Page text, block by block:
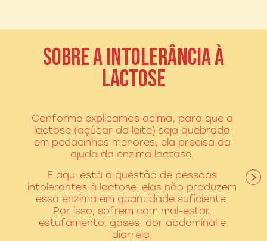
SOBRE A INTOLERÂNCIA À
LACTOSE
Conforme explicamos acima, para que a
lactose (açúcar do leite) seja quebrada
em pedacinhos menores, ela precisa da
ajuda da enzima lactase.
E aqui está a questão de pessoas
intolerantes à lactose: elas não produzem
essa enzima em quantidade suficiente.
Por isso, sofrem com mal-estar,
estufamento, gases, dor abdominal e
diarreia.